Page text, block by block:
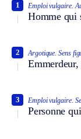
Emploi vulgaire.
Homme qui
1
Argotique. Sens
Emmerdeur,
2
Emploi vulgaire.
Personne
3